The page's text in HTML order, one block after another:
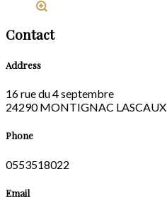
Contact
Address
16 rue du 4 septembre
24290 MONTIGNAC LASCAUX
Phone
0553518022
Email